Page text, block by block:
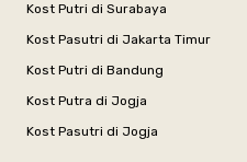
Kost Putri di Surabaya
Kost Pasutri di Jakarta Timur
Kost Putri di Bandung
Kost Putra di Jogja
Kost Pasutri di Jogja